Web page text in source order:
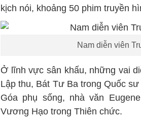
kịch nói, khoảng 50 phim truyền
Nam diễn viên
Ở lĩnh vực sân khấu, những vai
Lập thu, Bát Tư Ba trong Quốc
Góa phụ sống, nhà văn
Vương Hạo trong Thiên chức.